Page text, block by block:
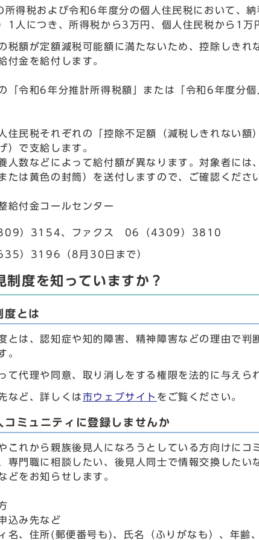
所得税および令和6年度分の個人住民税において、
1人につき、所得税から3万円、個人住民税から1万
税額が定額減税可能額に満たないため、控除しき
付金を給付します。
「令和6年分推計所得税額」または「令和6年度分
住民税それぞれの「控除不足額（減税しきれない
）で支給します。
人数などによって給付額が異なります。対象者には
たは黄色の封筒）を送付しますので、ご確認くださ
給付金コールセンター
）3154、ファクス 06（4309）3810
）3196（8月30日まで）
制度を知っていますか？
度とは
とは、認知症や知的障害、精神障害などの理由で
。
て代理や同意、取り消しをする権限を法的に与えら
など、詳しくは市ウェブサイト をご覧ください。
コミュニティに登録しませんか
これから親族後見人になろうとしている方向けにコ
専門職に相談したい、後見人同士で情報交換した
どをお知らせします。
込み先など
名、住所(郵便番号も)、氏名（ふりがなも）、年齢